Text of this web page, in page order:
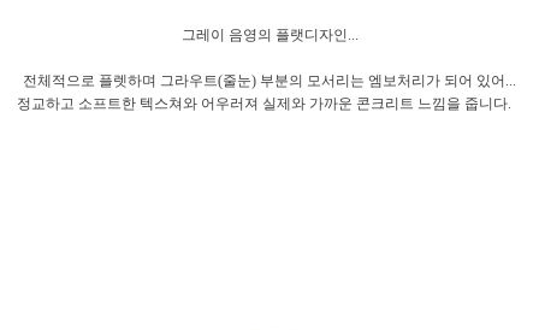
그레이 음영의 플랫디자인...
전체적으로 플렛하며 그라우트(줄눈) 부분의 모서리는 엠보처리가 되어 있어...
정교하고 소프트한 텍스쳐와 어우러져 실제와 가까운 콘크리트 느낌을 줍니다.